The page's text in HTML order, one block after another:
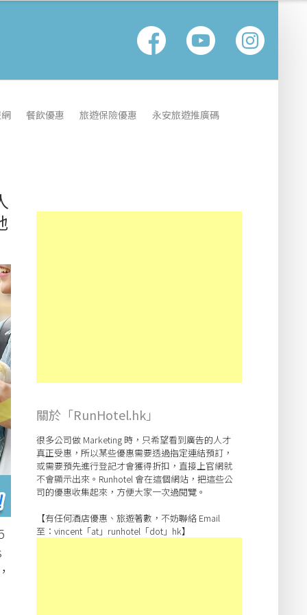
餐飲優惠 旅遊保險優惠 永安旅遊推廣碼
關於「RunHotel.hk」
很多公司做 Marketing 時，只希望看到廣告的人才
真正受惠，所以某些優惠需要透過指定連結預訂，
或需要預先進行登記才會獲得折扣，直接上官網就
不會顯示出來。Runhotel 會在這個網站，把這些公
司的優惠收集起來，方便大家一次過閱覽。
【有任何酒店優惠、旅遊著數，不妨聯絡 Email
至：vincent「at」runhotel「dot」hk】